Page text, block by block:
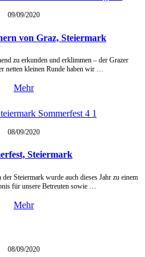
09/09/2020
von Graz, Steiermark
zu erkunden und erklimmen – der Grazer
netten kleinen Runde haben wir …
Mehr
08/09/2020
Steiermark
Steiermark wurde auch dieses Jahr zu einem
für unsere Betreuten sowie …
Mehr
08/09/2020